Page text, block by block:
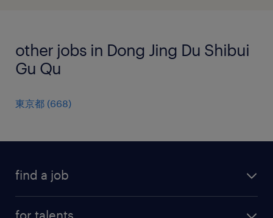
other jobs in Dong Jing Du Shibui
Gu Qu
東京都 (668)
find a job
for talents